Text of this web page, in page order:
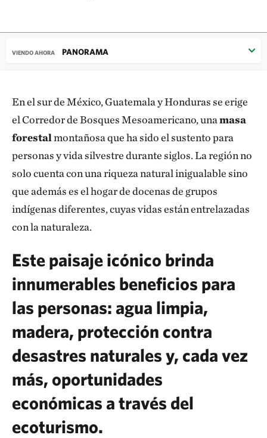
VIENDO AHORA PANORAMA
En el sur de México, Guatemala y Honduras se erige
el Corredor de Bosques Mesoamericano, unamasa
forestalmontañosa que ha sido el sustento para
personas y vida silvestre durante siglos. La región no
solo cuenta con una riqueza natural inigualable sino
que además es el hogar de docenas de grupos
indígenas diferentes, cuyas vidas están entrelazadas
con la naturaleza.
Este paisaje icónico brinda
innumerables beneficios para
las personas: agua limpia,
madera, protección contra
desastres naturales y, cada vez
más, oportunidades
económicas a través del
ecoturismo.